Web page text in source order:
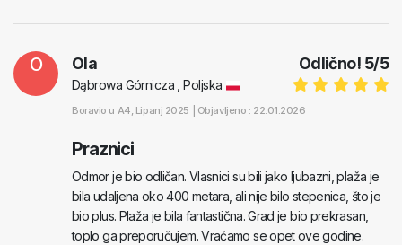
O Odlično! 5/5
Ola
Dąbrowa Górnicza , Poljska
Boravio u A4, Lipanj 2025 | Objavljeno : 22.01.2026
Praznici
Odmor je bio odličan. Vlasnici su bili jako ljubazni, plaža je
bila udaljena oko 400 metara, ali nije bilo stepenica, što je
bio plus. Plaža je bila fantastična. Grad je bio prekrasan,
toplo ga preporučujem. Vraćamo se opet ove godine.